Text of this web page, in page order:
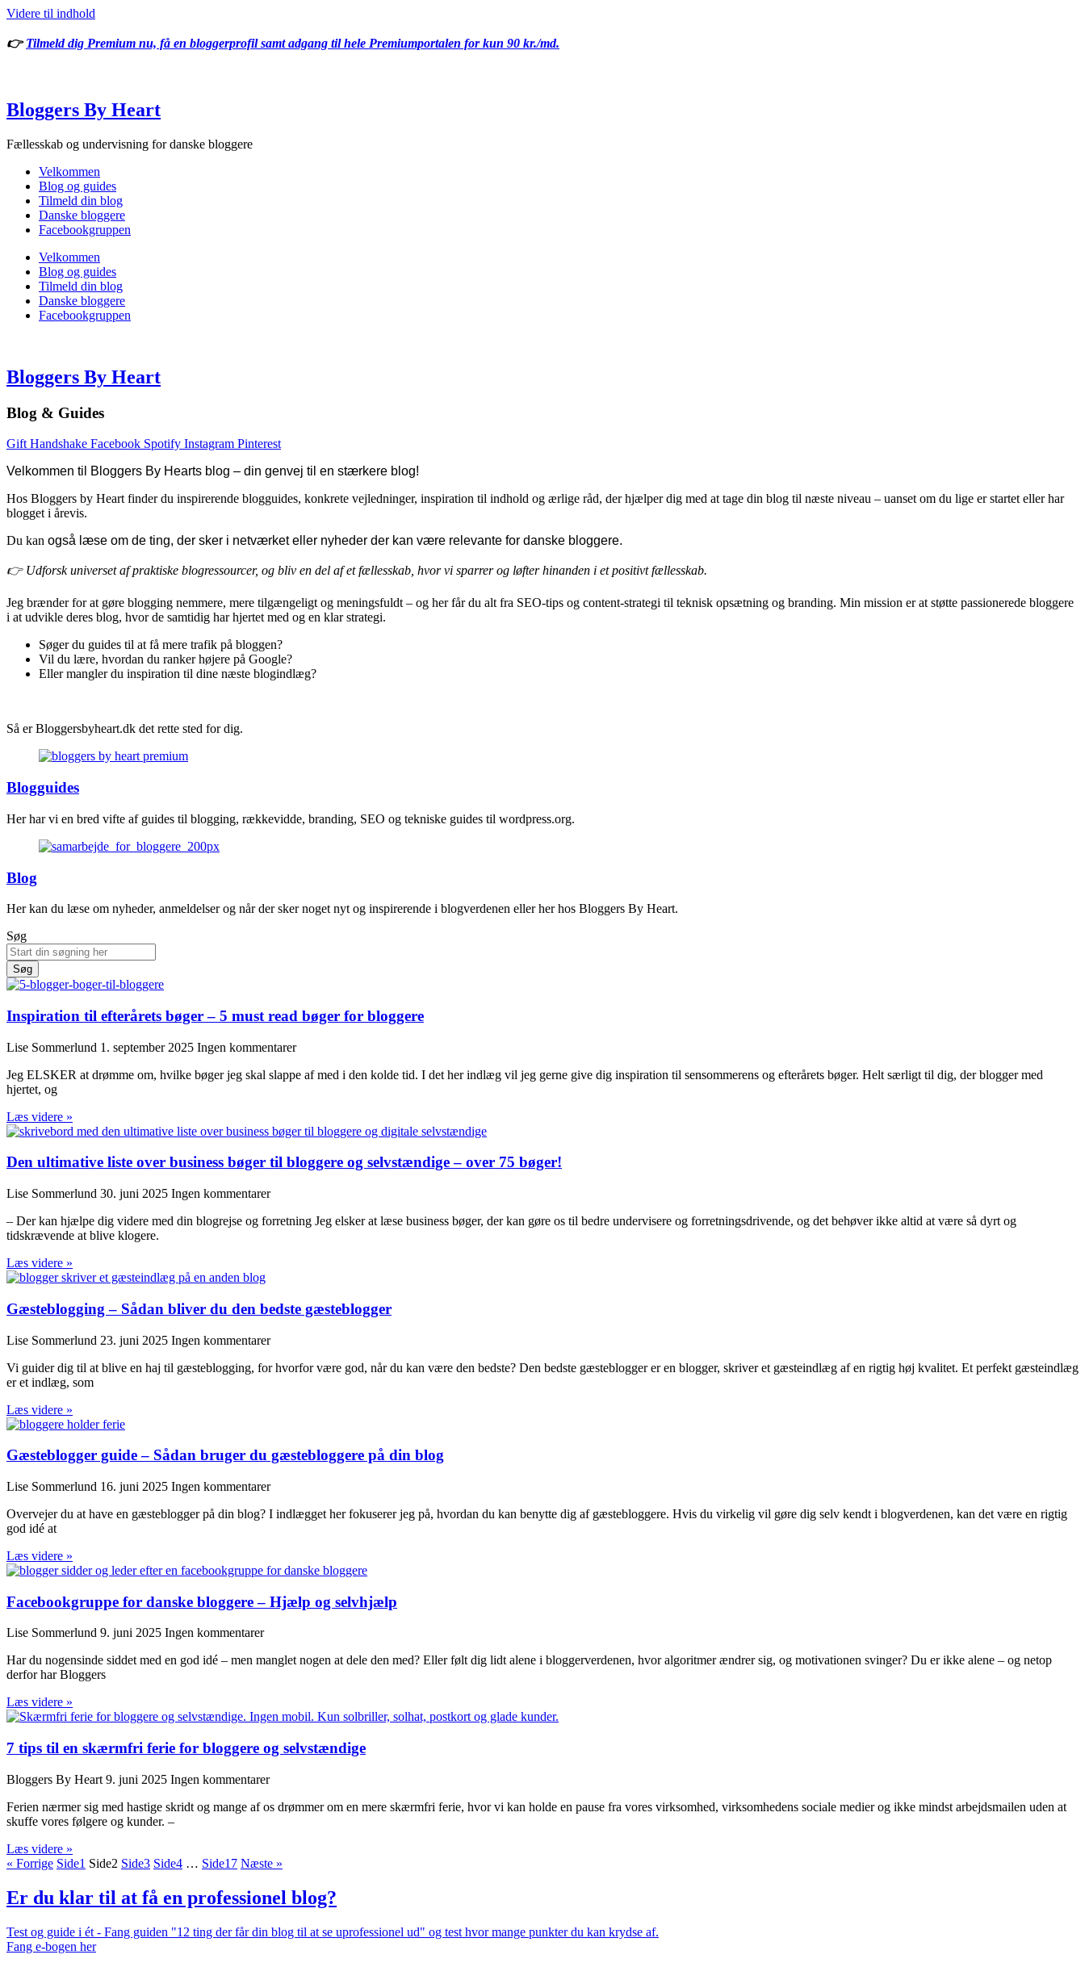
Videre til indhold
👉Tilmeld dig Premium nu, få en bloggerprofil samt adgang til hele Premiumportalen for kun 90 kr./md.
Bloggers By Heart
Fællesskab og undervisning for danske bloggere
Velkommen
Blog og guides
Tilmeld din blog
Danske bloggere
Facebookgruppen
Velkommen
Blog og guides
Tilmeld din blog
Danske bloggere
Facebookgruppen
Bloggers By Heart
Blog & Guides
Gift Handshake Facebook Spotify Instagram Pinterest
Velkommen til Bloggers By Hearts blog – din genvej til en stærkere blog!
Hos Bloggers by Heart finder du inspirerende blogguides, konkrete vejledninger, inspiration til indhold og ærlige råd, der hjælper dig med at tage din blog til næste niveau – uanset om du lige er startet eller har
blogget i årevis.
Du kan også læse om de ting, der sker i netværket eller nyheder der kan være relevante for danske bloggere.
👉Udforsk universet af praktiske blogressourcer, og bliv en del af et fællesskab, hvor vi sparrer og løfter hinanden i et positivt fællesskab.
Jeg brænder for at gøre blogging nemmere, mere tilgængeligt og meningsfuldt – og her får du alt fra SEO-tips og content-strategi til teknisk opsætning og branding. Min mission er at støtte passionerede bloggere
i at udvikle deres blog, hvor de samtidig har hjertet med og en klar strategi.
Søger du guides til at få mere trafik på bloggen?
Vil du lære, hvordan du ranker højere på Google?
Eller mangler du inspiration til dine næste blogindlæg?
Så er Bloggersbyheart.dk det rette sted for dig.
Blogguides
Her har vi en bred vifte af guides til blogging, rækkevidde, branding, SEO og tekniske guides til wordpress.org.
Blog
Her kan du læse om nyheder, anmeldelser og når der sker noget nyt og inspirerende i blogverdenen eller her hos Bloggers By Heart.
Søg
Søg
Inspiration til efterårets bøger – 5 must read bøger for bloggere
Lise Sommerlund 1. september 2025 Ingen kommentarer
Jeg ELSKER at drømme om, hvilke bøger jeg skal slappe af med i den kolde tid. I det her indlæg vil jeg gerne give dig inspiration til sensommerens og efterårets bøger. Helt særligt til dig, der blogger med
hjertet, og
Læs videre »
Den ultimative liste over business bøger til bloggere og selvstændige – over 75 bøger!
Lise Sommerlund 30. juni 2025 Ingen kommentarer
– Der kan hjælpe dig videre med din blogrejse og forretning Jeg elsker at læse business bøger, der kan gøre os til bedre undervisere og forretningsdrivende, og det behøver ikke altid at være så dyrt og
tidskrævende at blive klogere.
Læs videre »
Gæsteblogging – Sådan bliver du den bedste gæsteblogger
Lise Sommerlund 23. juni 2025 Ingen kommentarer
Vi guider dig til at blive en haj til gæsteblogging, for hvorfor være god, når du kan være den bedste? Den bedste gæsteblogger er en blogger, skriver et gæsteindlæg af en rigtig høj kvalitet. Et perfekt gæsteindlæg
er et indlæg, som
Læs videre »
Gæsteblogger guide – Sådan bruger du gæstebloggere på din blog
Lise Sommerlund 16. juni 2025 Ingen kommentarer
Overvejer du at have en gæsteblogger på din blog? I indlægget her fokuserer jeg på, hvordan du kan benytte dig af gæstebloggere. Hvis du virkelig vil gøre dig selv kendt i blogverdenen, kan det være en rigtig
god idé at
Læs videre »
Facebookgruppe for danske bloggere – Hjælp og selvhjælp
Lise Sommerlund 9. juni 2025 Ingen kommentarer
Har du nogensinde siddet med en god idé – men manglet nogen at dele den med? Eller følt dig lidt alene i bloggerverdenen, hvor algoritmer ændrer sig, og motivationen svinger? Du er ikke alene – og netop
derfor har Bloggers
Læs videre »
7 tips til en skærmfri ferie for bloggere og selvstændige
Bloggers By Heart 9. juni 2025 Ingen kommentarer
Ferien nærmer sig med hastige skridt og mange af os drømmer om en mere skærmfri ferie, hvor vi kan holde en pause fra vores virksomhed, virksomhedens sociale medier og ikke mindst arbejdsmailen uden at
skuffe vores følgere og kunder. –
Læs videre »
« Forrige Side1 Side2 Side3 Side4 … Side17 Næste »
Er du klar til at få en professionel blog?
Test og guide i ét - Fang guiden "12 ting der får din blog til at se uprofessionel ud" og test hvor mange punkter du kan krydse af.
Fang e-bogen her